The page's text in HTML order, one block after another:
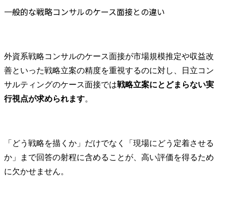
一般的な戦略コンサルのケース面接との違い
外資系戦略コンサルのケース面接が市場規模推定や収益改
善といった戦略立案の精度を重視するのに対し、日立コン
サルティングのケース面接では戦略立案にとどまらない実
行視点が求められます。
「どう戦略を描くか」だけでなく「現場にどう定着させる
か」まで回答の射程に含めることが、高い評価を得るため
に欠かせません。